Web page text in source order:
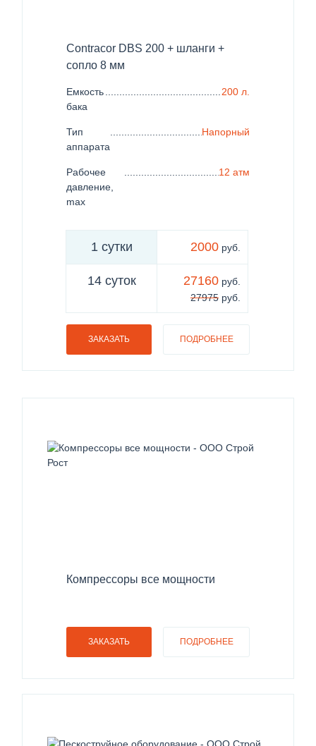
Contracor DBS 200 + шланги +
сопло 8 мм
Емкость
бака
200 л.
Тип
аппарата
Напорный
Рабочее
давление,
max
12 атм
1 сутки 2000 руб.
14 суток 27160 руб.
27975 руб.
ЗАКАЗАТЬ ПОДРОБНЕЕ
Компрессоры все мощности
ЗАКАЗАТЬ ПОДРОБНЕЕ